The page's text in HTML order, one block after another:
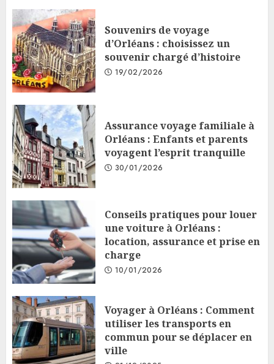
Souvenirs de voyage
d’Orléans : choisissez un
souvenir chargé d’histoire
19/02/2026
Assurance voyage familiale à
Orléans : Enfants et parents
voyagent l’esprit tranquille
30/01/2026
Conseils pratiques pour louer
une voiture à Orléans :
location, assurance et prise en
charge
10/01/2026
Voyager à Orléans : Comment
utiliser les transports en
commun pour se déplacer en
ville